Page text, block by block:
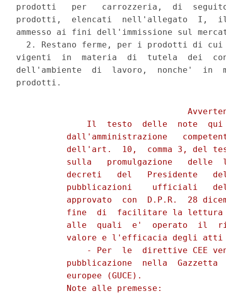
prodotti   per   carrozzeria,  di  seguito
prodotti,  elencati  nell'allegato  I,  il
ammesso ai fini dell'immissione sul
2. Restano ferme, per i prodotti di
vigenti  in  materia  di  tutela  dei
dell'ambiente  di  lavoro,  nonche'  in
Il  testo  delle  note
dall'amministrazione
dell'art.  10,  comma 3, del
sulla   promulgazione   delle
decreti   del   Presidente
pubblicazioni    ufficiali
approvato  con  D.P.R.  28
fine  di  facilitare la
alle  quali  e'  operato  il
valore e l'efficacia degli
- Per  le  direttive CEE
pubblicazione  nella  Gazzetta
          europee (GUCE).
          Note alle premesse: